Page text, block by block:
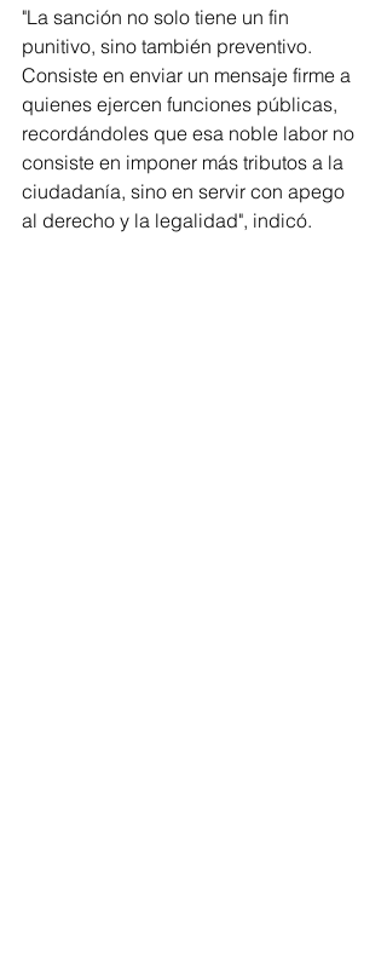
"La sanción no solo tiene un fin
punitivo, sino también preventivo.
Consiste en enviar un mensaje firme a
quienes ejercen funciones públicas,
recordándoles que esa noble labor no
consiste en imponer más tributos a la
ciudadanía, sino en servir con apego
al derecho y la legalidad", indicó.